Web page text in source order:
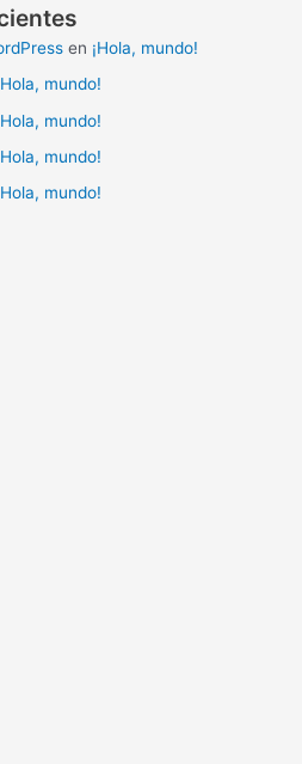
en ¡Hola, mundo!
mundo!
mundo!
mundo!
mundo!